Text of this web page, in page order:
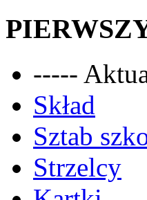
-----
Skład
Sztab
Strzelcy